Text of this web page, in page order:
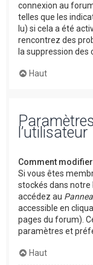
connexion au
telles que les
lu) si cela a été
rencontrez des
la suppression des
Haut
l’utilisateur
Comment
Si vous êtes
stockés dans notre
accédez au
accessible en
pages du forum).
paramètres et
Haut